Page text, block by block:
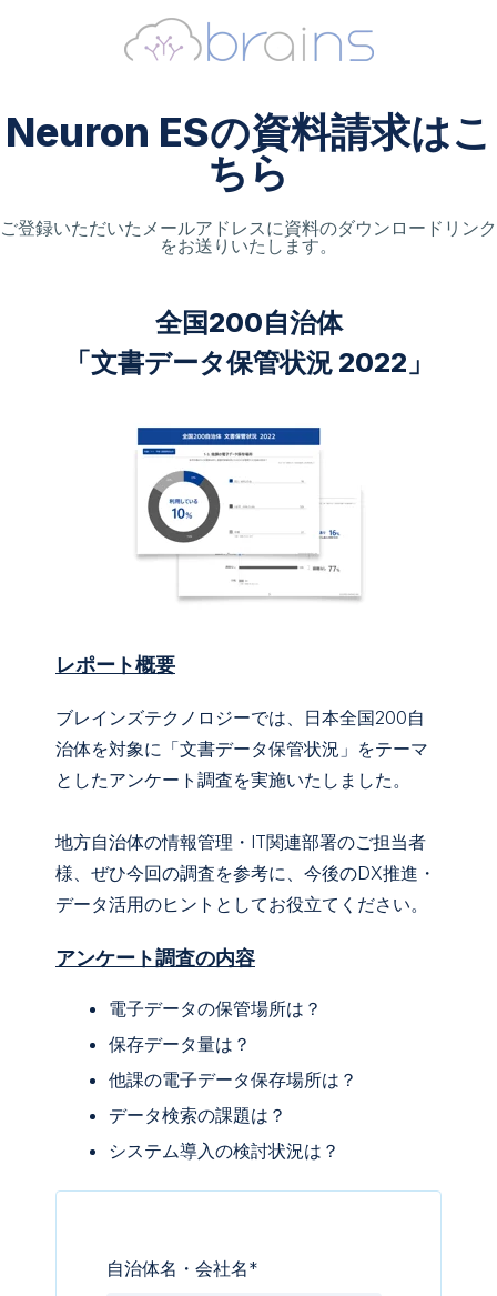
Neuron ESの資料請求はこ
ちら
ご登録いただいたメールアドレスに資料のダウンロードリンク
をお送りいたします。
全国200自治体
「文書データ保管状況 2022」
レポート概要
ブレインズテクノロジーでは、日本全国200自
治体を対象に「文書データ保管状況」をテーマ
としたアンケート調査を実施いたしました。
地方自治体の情報管理・IT関連部署のご担当者
様、ぜひ今回の調査を参考に、今後のDX推進・
データ活用のヒントとしてお役立てください。
アンケート調査の内容
電子データの保管場所は？
保存データ量は？
他課の電子データ保存場所は？
データ検索の課題は？
システム導入の検討状況は？
自治体名・会社名*